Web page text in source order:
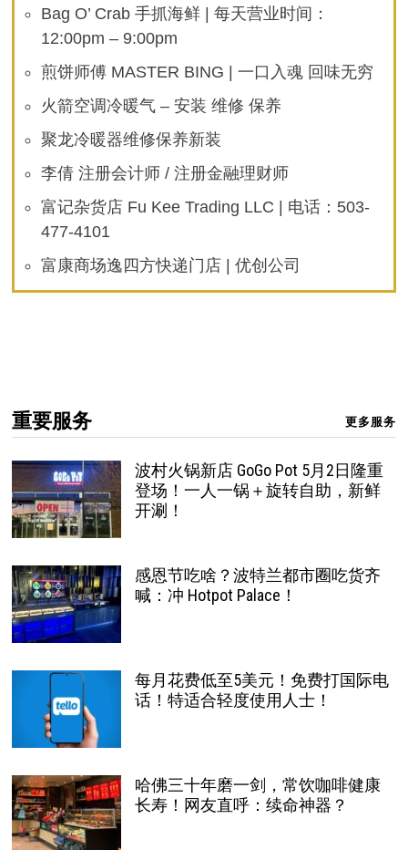
Bag O’ Crab 手抓海鲜 | 每天营业时间：
12:00pm – 9:00pm
煎饼师傅 MASTER BING | 一口入魂 回味无穷
火箭空调冷暖气 – 安装 维修 保养
聚龙冷暖器维修保养新装
李倩 注册会计师 / 注册金融理财师
富记杂货店 Fu Kee Trading LLC | 电话：503-
477-4101
富康商场逸四方快递门店 | 优创公司
重要服务 更多服务
波村火锅新店 GoGo Pot 5月2日隆重
登场！一人一锅＋旋转自助，新鲜
开涮！
感恩节吃啥？波特兰都市圈吃货齐
喊：冲 Hotpot Palace！
每月花费低至5美元！免费打国际电
话！特适合轻度使用人士！
哈佛三十年磨一剑，常饮咖啡健康
长寿！网友直呼：续命神器？